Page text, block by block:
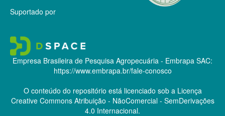
Suportado por
Empresa Brasileira de Pesquisa Agropecuária - Embrapa SAC:
https://www.embrapa.br/fale-conosco
O conteúdo do repositório está licenciado sob a Licença
Creative CommonsAtribuição - NãoComercial - SemDerivações
4.0 Internacional.